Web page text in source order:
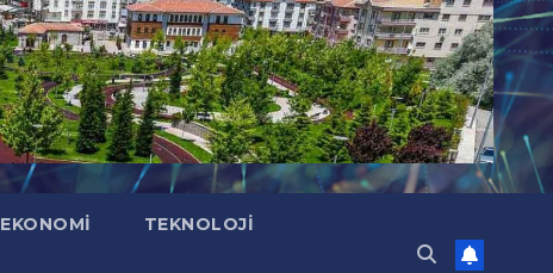
EKONOMI TEKNOLOJI